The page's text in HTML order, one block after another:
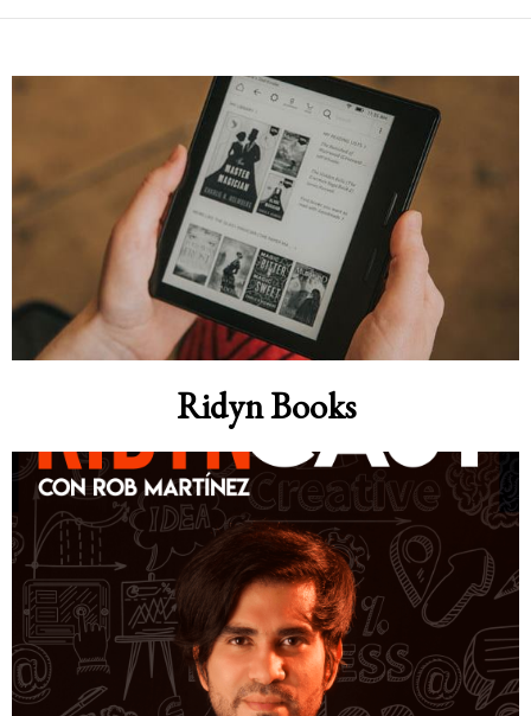
Ridyn Books